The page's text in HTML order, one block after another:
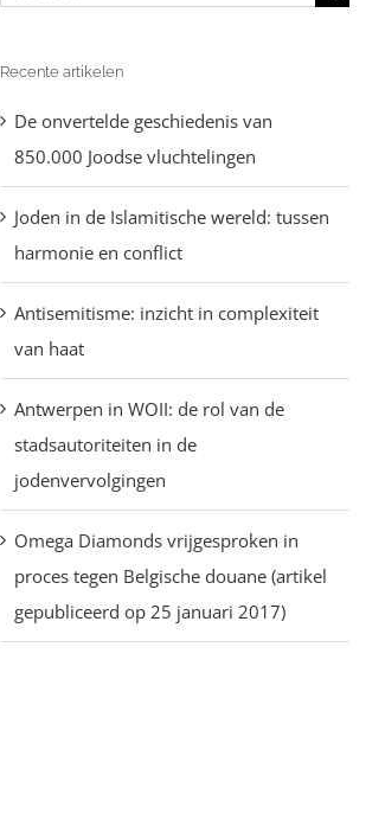
Recente artikelen
De onvertelde geschiedenis van
850.000 Joodse vluchtelingen
Joden in de Islamitische wereld: tussen
harmonie en conflict
Antisemitisme: inzicht in complexiteit
van haat
Antwerpen in WOII: de rol van de
stadsautoriteiten in de
jodenvervolgingen
Omega Diamonds vrijgesproken in
proces tegen Belgische douane (artikel
gepubliceerd op 25 januari 2017)